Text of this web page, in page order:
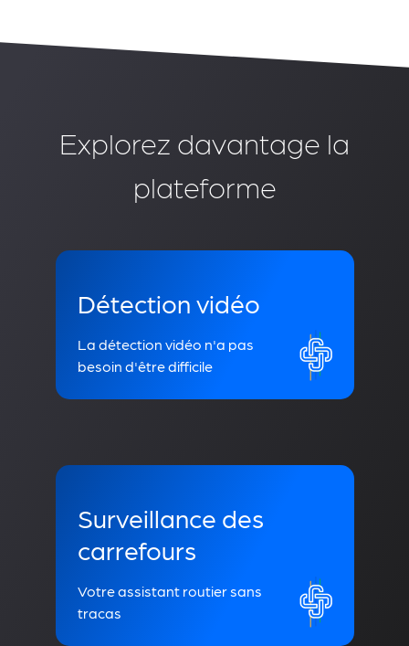
Explorez davantage la
plateforme
Détection vidéo
La détection vidéo n'a pas
besoin d'être difficile
Surveillance des
carrefours
Votre assistant routier sans
tracas